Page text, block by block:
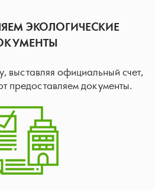
ЭКОЛОГИЧЕСКИЕ
выставляя официальный счет,
предоставляем документы.